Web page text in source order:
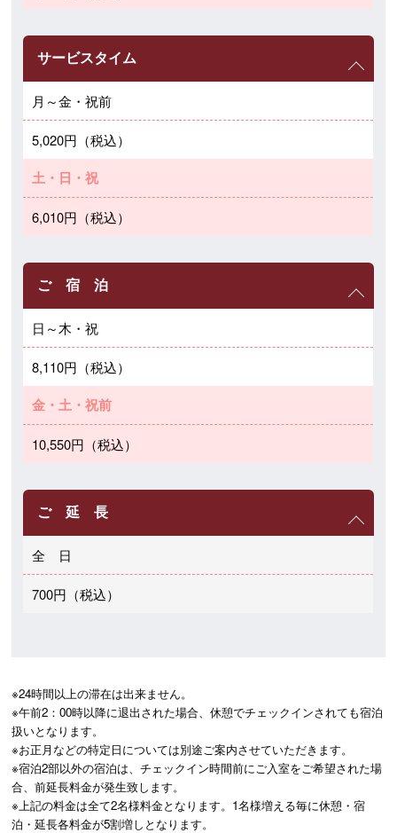
サービスタイム
月～金・祝前
5,020円（税込）
土・日・祝
6,010円（税込）
ご 宿 泊
日～木・祝
8,110円（税込）
金・土・祝前
10,550円（税込）
ご 延 長
全 日
700円（税込）
※24時間以上の滞在は出来ません。
※午前2：00時以降に退出された場合、休憩でチェックインされても宿泊
扱いとなります。
※お正月などの特定日については別途ご案内させていただきます。
※宿泊2部以外の宿泊は、チェックイン時間前にご入室をご希望された場
合、前延長料金が発生致します。
※上記の料金は全て2名様料金となります。1名様増える毎に休憩・宿
泊・延長各料金が5割増しとなります。